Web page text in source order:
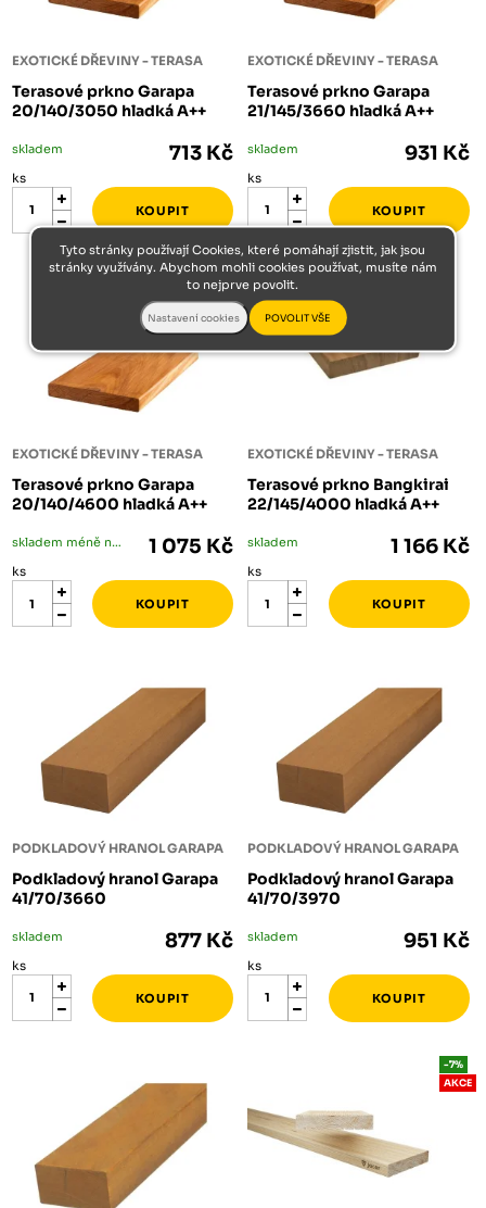
EXOTICKÉ DŘEVINY - TERASA
Terasové prkno Garapa
20/140/3050 hladká A++
skladem 713 Kč
ks
EXOTICKÉ DŘEVINY - TERASA
Terasové prkno Garapa
21/145/3660 hladká A++
skladem 931 Kč
ks
EXOTICKÉ DŘEVINY - TERASA
Terasové prkno Garapa
20/140/4600 hladká A++
skladem méně než 5 ks 1 075 Kč
ks
EXOTICKÉ DŘEVINY - TERASA
Terasové prkno Bangkirai
22/145/4000 hladká A++
skladem 1 166 Kč
ks
PODKLADOVÝ HRANOL GARAPA
Podkladový hranol Garapa
41/70/3660
skladem 877 Kč
ks
PODKLADOVÝ HRANOL GARAPA
Podkladový hranol Garapa
41/70/3970
skladem 951 Kč
ks
-7%
AKCE
Tyto stránky používají Cookies, které pomáhají zjistit, jak jsou
stránky využívány. Abychom mohli cookies používat, musíte nám
to nejprve povolit.